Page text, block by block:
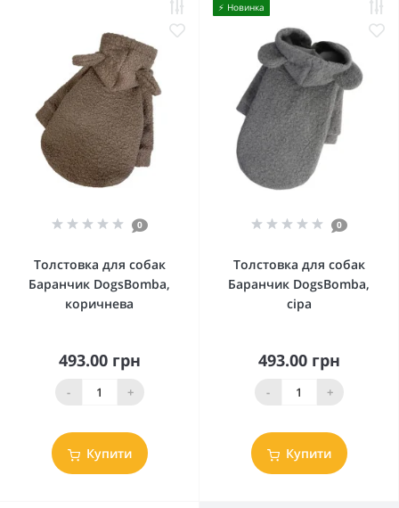
0
Толстовка для собак
Баранчик DogsBomba,
коричнева
493.00 грн
- +
Купити
⚡️ Новинка
0
Толстовка для собак
Баранчик DogsBomba,
сіра
493.00 грн
- +
Купити